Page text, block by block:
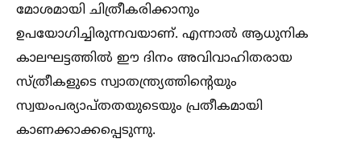
മോശമായി ചിത്രീകരിക്കാനും
ഉപയോഗിച്ചിരുന്നവയാണ്. എന്നാല്‍ ആധുനിക
കാലഘട്ടത്തില്‍ ഈ ദിനം അവിവാഹിതരായ
സ്ത്രീകളുടെ സ്വാതന്ത്ര്യത്തിന്റെയും
സ്വയംപര്യാപ്തതയുടെയും പ്രതീകമായി
കാണക്കാക്കപ്പെടുന്നു.